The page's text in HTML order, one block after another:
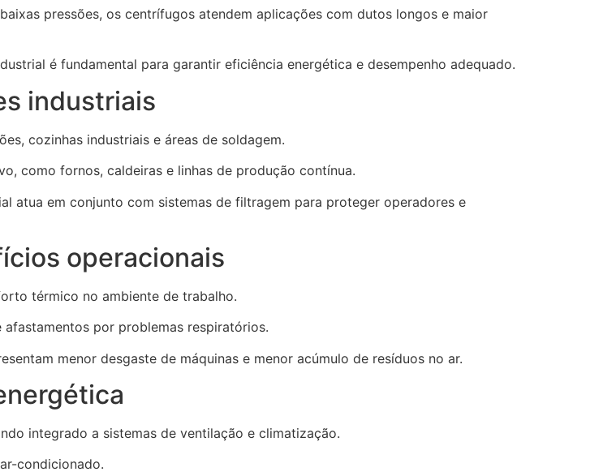
pressões, os centrífugos atendem aplicações com dutos longos e maior
é fundamental para garantir eficiência energética e desempenho adequado.
industriais
cozinhas industriais e áreas de soldagem.
como fornos, caldeiras e linhas de produção contínua.
atua em conjunto com sistemas de filtragem para proteger operadores e
operacionais
térmico no ambiente de trabalho.
por problemas respiratórios.
menor desgaste de máquinas e menor acúmulo de resíduos no ar.
integrado a sistemas de ventilação e climatização.
condicionado.